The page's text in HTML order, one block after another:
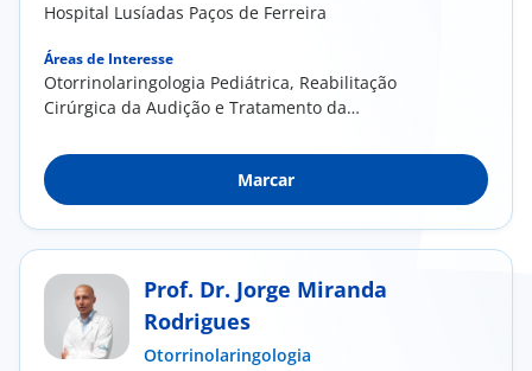
Hospital Lusíadas Paços de Ferreira
Áreas de Interesse
Otorrinolaringologia Pediátrica, Reabilitação
Cirúrgica da Audição e Tratamento da
Marcar
Prof. Dr. Jorge Miranda
Rodrigues
Otorrinolaringologia